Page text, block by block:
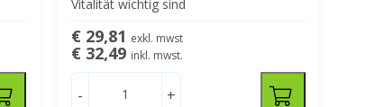
Vitalität wichtig sind
€ 29,81 exkl. mwst
€ 32,49 inkl. mwst.
- +